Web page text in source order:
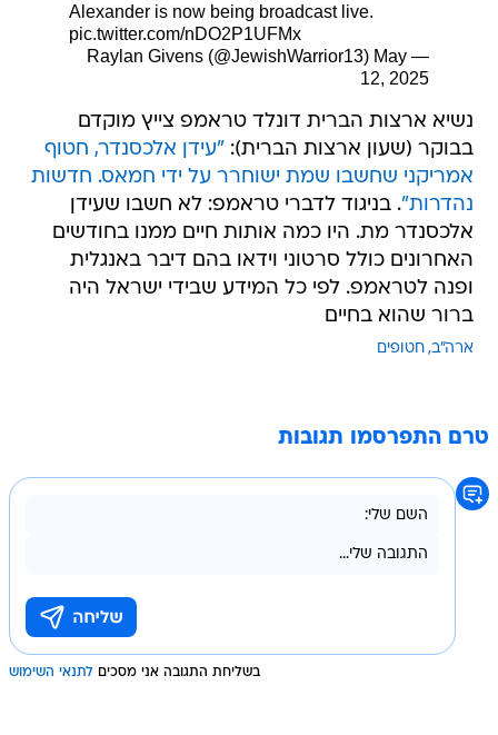
Alexander is now being broadcast live.
pic.twitter.com/nDO2P1UFMx
— Raylan Givens (@JewishWarrior13)
May
12, 2025
נשיא ארצות הברית דונלד טראמפ צייץ מוקדם
בבוקר (שעון ארצות הברית): "עידן אלכסנדר, חטוף
אמריקני שחשבו שמת ישוחרר על ידי חמאס. חדשות
נהדרות". בניגוד לדברי טראמפ: לא חשבו שעידן
אלכסנדר מת. היו כמה אותות חיים ממנו בחודשים
האחרונים כולל סרטוני וידאו בהם דיבר באנגלית
ופנה לטראמפ. לפי כל המידע שבידי ישראל היה
ברור שהוא בחיים
ארה"ב חטופים
טרם התפרסמו תגובות
בשליחת התגובה אני מסכים לתנאי השימוש